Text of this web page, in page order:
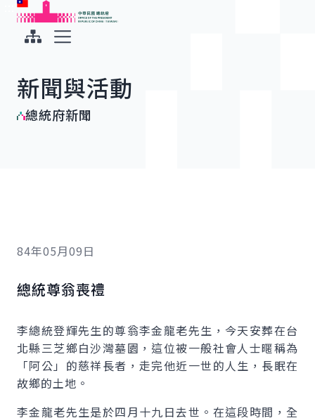
跳到主要內容
中華民國總統府
新聞與活動
總統府新聞
84年05月09日
總統尊翁喪禮
李總統登輝先生的尊翁李金龍老先生，今天安葬在台
北縣三芝鄉白沙灣墓園，這位被一般社會人士暱稱為
「阿公」的慈祥長者，走完他近一世的人生，長眠在
故鄉的土地。
李金龍老先生是於四月十九日去世。在這段時間，全